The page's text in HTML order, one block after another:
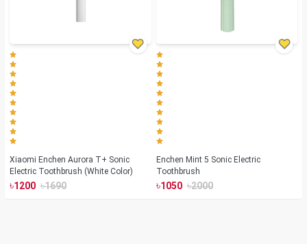
Xiaomi Enchen Aurora T+ Sonic
Electric Toothbrush (White Color)
৳1200 ৳1690
Enchen Mint 5 Sonic Electric
Toothbrush
৳1050 ৳2000